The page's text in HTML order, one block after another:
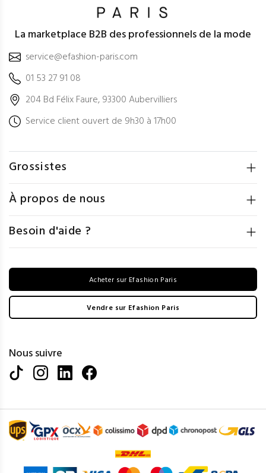
La marketplace B2B des professionnels de la mode
service@efashion-paris.com
01 53 27 91 08
204 Bd Félix Faure, 93300 Aubervilliers
Service client ouvert de 9h30 à 17h00
Grossistes
À propos de nous
Besoin d'aide ?
Acheter sur Efashion Paris
Vendre sur Efashion Paris
Nous suivre